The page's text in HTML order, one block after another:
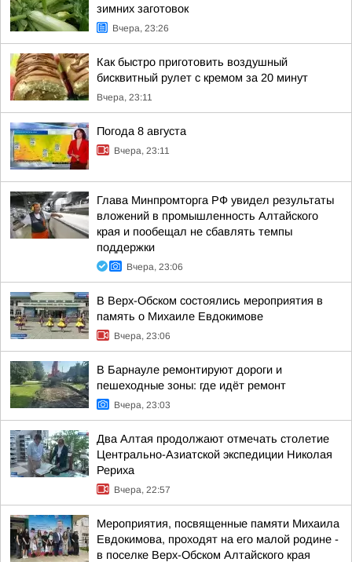
зимних заготовок
Вчера, 23:26
Как быстро приготовить воздушный
бисквитный рулет с кремом за 20 минут
Вчера, 23:11
Погода 8 августа
Вчера, 23:11
Глава Минпромторга РФ увидел результаты
вложений в промышленность Алтайского
края и пообещал не сбавлять темпы
поддержки
Вчера, 23:06
В Верх-Обском состоялись мероприятия в
память о Михаиле Евдокимове
Вчера, 23:06
В Барнауле ремонтируют дороги и
пешеходные зоны: где идёт ремонт
Вчера, 23:03
Два Алтая продолжают отмечать столетие
Центрально-Азиатской экспедиции Николая
Рериха
Вчера, 22:57
Мероприятия, посвященные памяти Михаила
Евдокимова, проходят на его малой родине -
в поселке Верх-Обском Алтайского края